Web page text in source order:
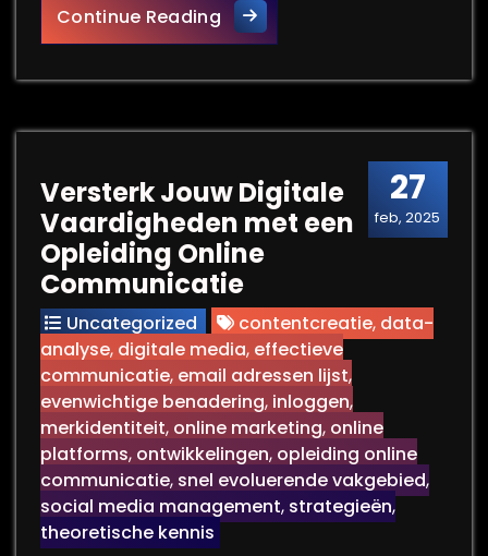
Continue ReadingDe Impact van Digitale
27
feb, 2025
Versterk Jouw Digitale
Vaardigheden met een
Opleiding Online
Communicatie
Uncategorized contentcreatie, data-
analyse, digitale media, effectieve
communicatie, email adressen lijst,
evenwichtige benadering, inloggen,
merkidentiteit, online marketing, online
platforms, ontwikkelingen, opleiding online
communicatie, snel evoluerende vakgebied,
social media management, strategieën,
theoretische kennis